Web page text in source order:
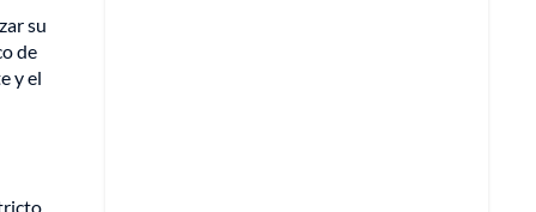
su
de
y el